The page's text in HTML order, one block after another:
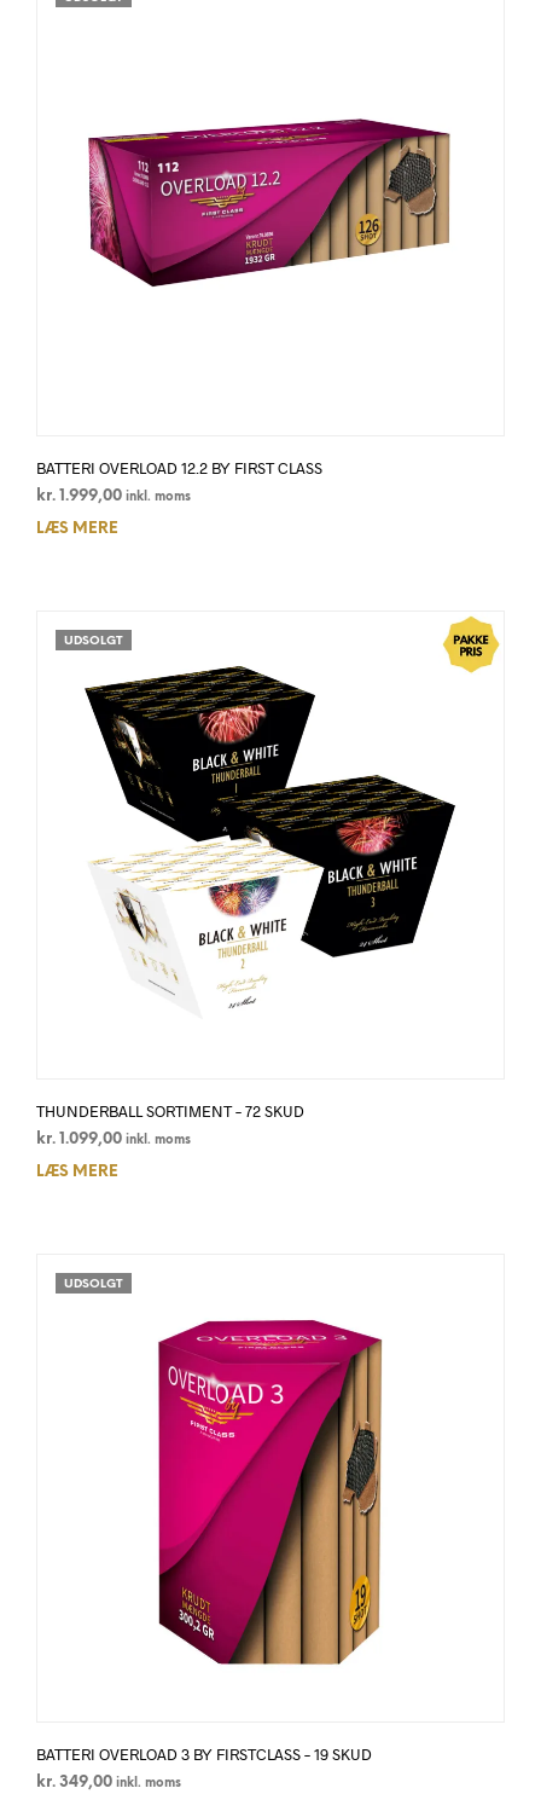
BATTERI OVERLOAD 12.2 BY FIRST CLASS
kr. 1.999,00 inkl. moms
LÆS MERE
UDSOLGT
THUNDERBALL SORTIMENT – 72 SKUD
kr. 1.099,00 inkl. moms
LÆS MERE
UDSOLGT
BATTERI OVERLOAD 3 BY FIRSTCLASS – 19 SKUD
kr. 349,00 inkl. moms